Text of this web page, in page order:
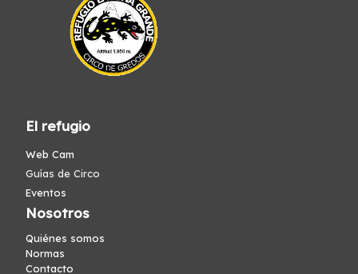
El refugio
Web Cam
Guías de Circo
Eventos
Nosotros
Quiénes somos
Normas
Contacto